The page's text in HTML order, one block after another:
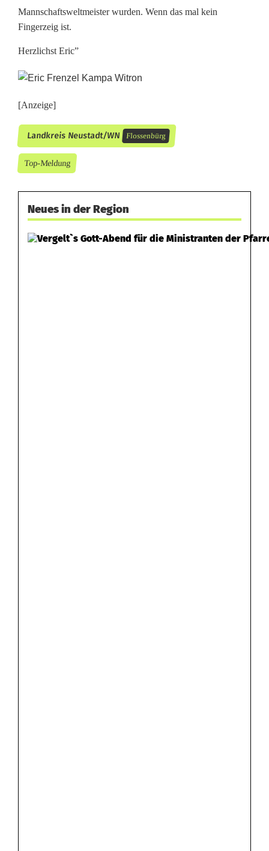
Mannschaftsweltmeister wurden. Wenn das mal kein
Fingerzeig ist.
Herzlichst Eric”
[Anzeige]
Landkreis Neustadt/WN Flossenbürg
Top-Meldung
Neues in der Region